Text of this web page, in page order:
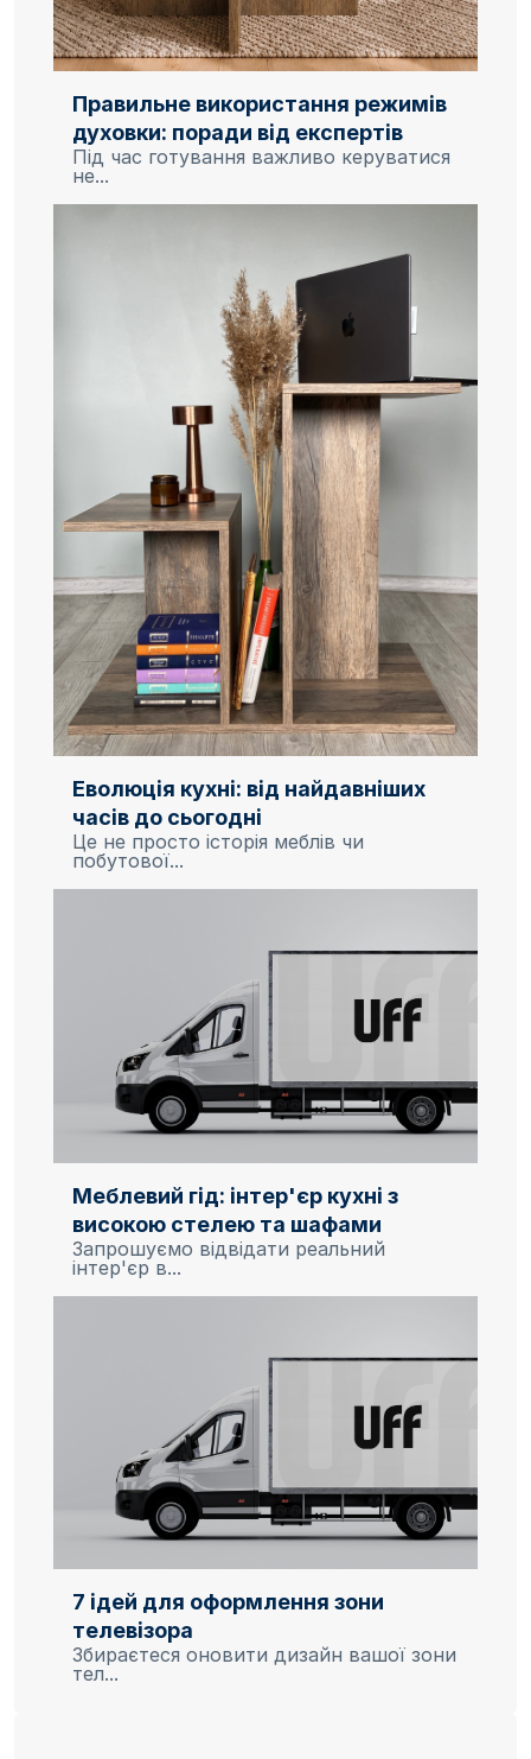
Правильне використання режимів
духовки: поради від експертів
Під час готування важливо керуватися
не...
Еволюція кухні: від найдавніших
часів до сьогодні
Це не просто історія меблів чи
побутової...
Меблевий гід: інтер'єр кухні з
високою стелею та шафами
Запрошуємо відвідати реальний
інтер'єр в...
7 ідей для оформлення зони
телевізора
Збираєтеся оновити дизайн вашої зони
тел...